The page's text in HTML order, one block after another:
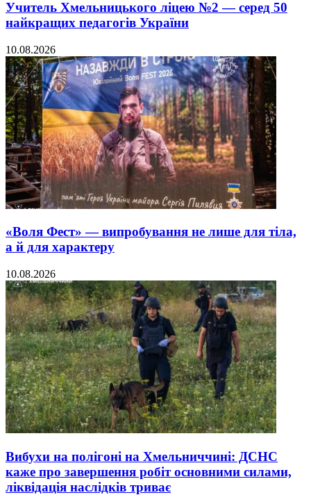
Учитель Хмельницького ліцею №2 — серед 50
найкращих педагогів України
10.08.2026
«Воля Фест» — випробування не лише для тіла,
а й для характеру
10.08.2026
Вибухи на полігоні на Хмельниччині: ДСНС
каже про завершення робіт основними силами,
ліквідація наслідків триває